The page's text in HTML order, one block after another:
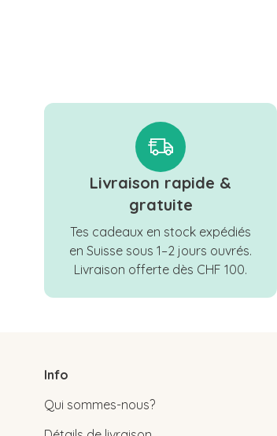
Livraison rapide &
gratuite
Tes cadeaux en stock expédiés
en Suisse sous 1–2 jours ouvrés.
Livraison offerte dès CHF 100.
Info
Qui sommes-nous?